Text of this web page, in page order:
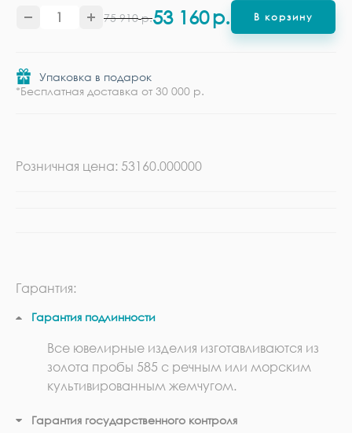
75 910 р.53 160р. В корзину
Упаковка в подарок
*Бесплатная доставка от 30 000 р.
Розничная цена: 53160.000000
Гарантия:
Гарантия подлинности
Все ювелирные изделия изготавливаются из
золота пробы 585 с речным или морским
культивированным жемчугом.
Гарантия государственного контроля